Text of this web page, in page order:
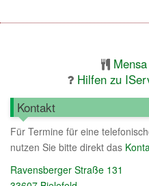
Hilfen zu
Kontakt
Für Termine für eine
nutzen Sie bitte direkt das
Ravensberger Straße 131